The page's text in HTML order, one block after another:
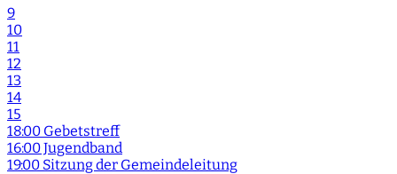
9
10
11
12
13
14
15
18:00 Gebetstreff
16:00 Jugendband
19:00 Sitzung der Gemeindeleitung